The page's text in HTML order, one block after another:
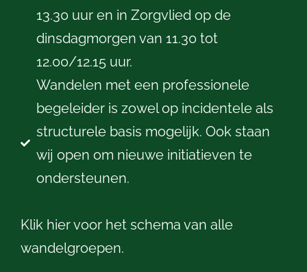
13.30 uur en in Zorgvlied op de
dinsdagmorgen van 11.30 tot
12.00/12.15 uur.
Wandelen met een professionele
begeleider is zowel op incidentele als
structurele basis mogelijk. Ook staan
wij open om nieuwe initiatieven te
ondersteunen.
Klik hier voor het schema van alle
wandelgroepen.